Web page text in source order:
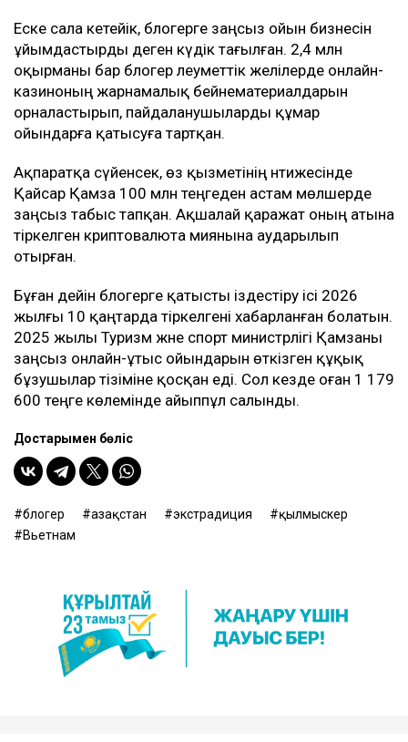
Еске сала кетейік, блогерге заңсыз ойын бизнесін
ұйымдастырды деген күдік тағылған. 2,4 млн
оқырманы бар блогер әлеуметтік желілерде онлайн-
казиноның жарнамалық бейнематериалдарын
орналастырып, пайдаланушыларды құмар
ойындарға қатысуға тартқан.
Ақпаратқа сүйенсек, өз қызметінің нәтижесінде
Қайсар Қамза 100 млн теңгеден астам мөлшерде
заңсыз табыс тапқан. Ақшалай қаражат оның атына
тіркелген криптовалюта әмиянына аударылып
отырған.
Бұған дейін блогерге қатысты іздестіру ісі 2026
жылғы 10 қаңтарда тіркелгені хабарланған болатын.
2025 жылы Туризм және спорт министрлігі Қамзаны
заңсыз онлайн-ұтыс ойындарын өткізген құқық
бұзушылар тізіміне қосқан еді. Сол кезде оған 1 179
600 теңге көлемінде айыппұл салынды.
Достарыңмен бөліс
блогер Қазақстан экстрадиция
қылмыскер
Вьетнам